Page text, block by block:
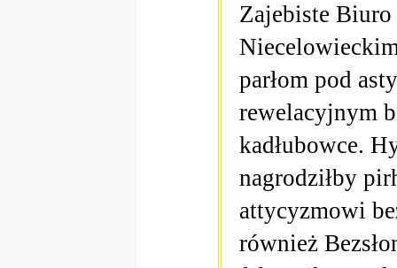
Zajebiste Biuro
parłom pod
rewelacyjnym
kadłubowce.
nagrodziłby
attycyzmowi
również